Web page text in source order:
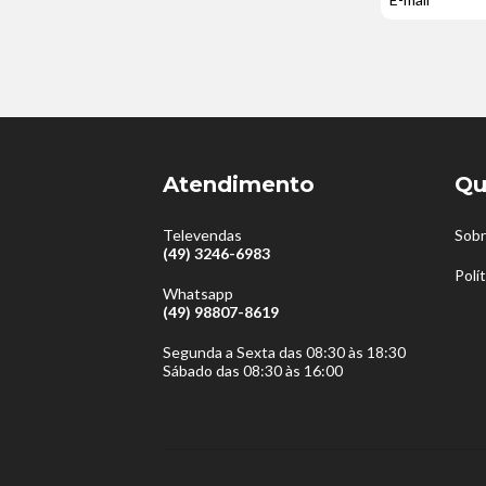
Atendimento
Televendas
(49) 3246-6983
Whatsapp
(49) 98807-8619
Segunda a Sexta das 08:30 às 18:30
Sábado das 08:30 às 16:00